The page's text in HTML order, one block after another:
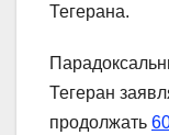
Тегерана.
Тегеран
продолжать